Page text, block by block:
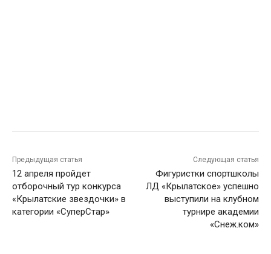
Предыдущая статья
12 апреля пройдет
отборочный тур конкурса
«Крылатские звездочки» в
категории «СуперСтар»
Следующая статья
Фигуристки спортшколы
ЛД «Крылатское» успешно
выступили на клубном
турнире академии
«Снеж.ком»